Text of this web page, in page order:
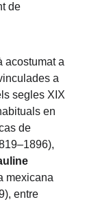
de
acostumat a
a
segles XIX
en
de
mexicana
entre